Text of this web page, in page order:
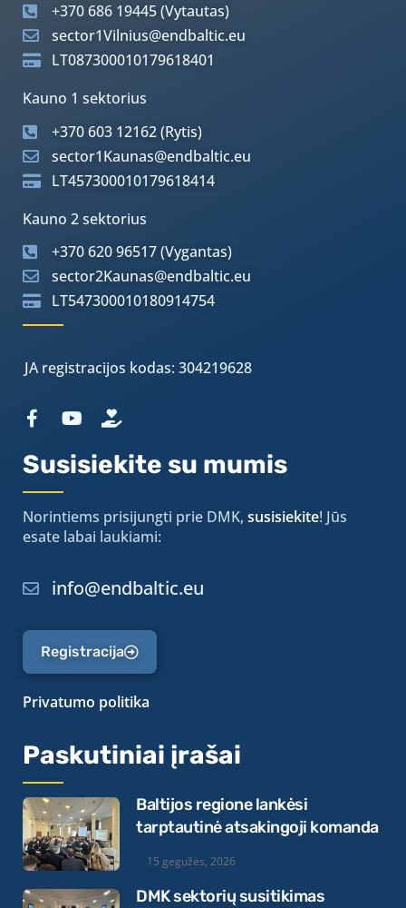
+370 686 19445 (Vytautas)
sector1Vilnius@endbaltic.eu
LT087300010179618401
Kauno 1 sektorius
+370 603 12162 (Rytis)
sector1Kaunas@endbaltic.eu
LT457300010179618414
Kauno 2 sektorius
+370 620 96517 (Vygantas)
sector2Kaunas@endbaltic.eu
LT547300010180914754
JA registracijos kodas: 304219628
Susisiekite su mumis
Norintiems prisijungti prie DMK, susisiekite! Jūs
esate labai laukiami:
info@endbaltic.eu
Registracija
Privatumo politika
Paskutiniai įrašai
Baltijos regione lankėsi
tarptautinė atsakingoji komanda
15 gegužės, 2026
DMK sektorių susitikimas